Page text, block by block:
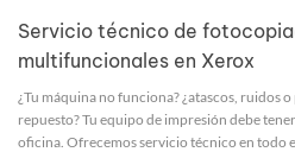
Servicio técnico de
multifuncionales en Xerox
¿Tu máquina no funciona? ¿atascos, ruidos
repuesto? Tu equipo de impresión debe
oficina. Ofrecemos servicio técnico en todo